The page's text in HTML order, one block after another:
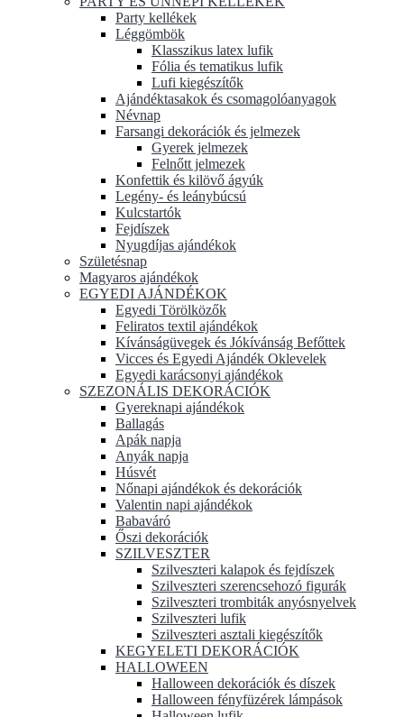
Party kellékek
Léggömbök
Klasszikus latex lufik
Fólia és tematikus lufik
Lufi kiegészítők
Ajándéktasakok és csomagolóanyagok
Névnap
Farsangi dekorációk és jelmezek
Gyerek jelmezek
Felnőtt jelmezek
Konfettik és kilövő ágyúk
Legény- és leánybúcsú
Kulcstartók
Fejdíszek
Nyugdíjas ajándékok
Születésnap
Magyaros ajándékok
EGYEDI AJÁNDÉKOK
Egyedi Törölközők
Feliratos textil ajándékok
Kívánságüvegek és Jókívánság Befőttek
Vicces és Egyedi Ajándék Oklevelek
Egyedi karácsonyi ajándékok
SZEZONÁLIS DEKORÁCIÓK
Gyereknapi ajándékok
Ballagás
Apák napja
Anyák napja
Húsvét
Nőnapi ajándékok és dekorációk
Valentin napi ajándékok
Babaváró
Őszi dekorációk
SZILVESZTER
Szilveszteri kalapok és fejdíszek
Szilveszteri szerencsehozó figurák
Szilveszteri trombiták anyósnyelvek
Szilveszteri lufik
Szilveszteri asztali kiegészítők
KEGYELETI DEKORÁCIÓK
HALLOWEEN
Halloween dekorációk és díszek
Halloween fényfüzérek lámpások